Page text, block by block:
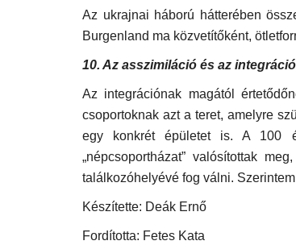
Az ukrajnai háború hátterében
Burgenland ma közvetítőként,
10. Az asszimiláció és az
Az integrációnak magától
csoportoknak azt a teret, amelyre
egy konkrét épületet is. A 100
„népcsoportházat” valósítottak
találkozóhelyévé fog válni.
Készítette: Deák Ernő
Fordította: Fetes Kata